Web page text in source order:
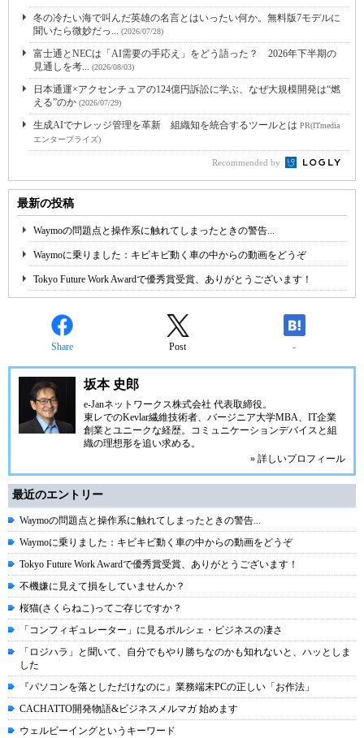
冬の冷たい海で叫んだ英雄の名言とはいったい何か。無料版7モデルに
聞いたら微妙だっ... (2026/07/28)
富士通とNECは「AI需要の手応え」をどう語った？ 2026年下半期の
見通しを考... (2026/08/03)
日本通運×アクセンチュアの124億円訴訟に学ぶ、なぜ大規模開発は“燃
える”のか (2026/07/29)
生成AIでナレッジ管理を革新 組織知を統合するツールとは PR(ITmedia
エンタープライズ)
Recommended by
最新の投稿
Waymoの問題点と操作系に触れてしまったときの警告...
Waymoに乗りました：キビキビ動く車の中からの動画をどうぞ
Tokyo Future Work Awardで優秀賞受賞、ありがとうございます！
Share Post -
坂本 史郎
e-Janネットワークス株式会社 代表取締役。
東レでのKevlar繊維技術者、 バージニア大学MBA、IT企業
創業とユニークな経歴。 コミュニケーションデバイスと組
織の理想形を追い求める。
» 詳しいプロフィール
最近のエントリー
Waymoの問題点と操作系に触れてしまったときの警告...
Waymoに乗りました：キビキビ動く車の中からの動画をどうぞ
Tokyo Future Work Awardで優秀賞受賞、ありがとうございます！
不機嫌に見えて損をしていませんか？
桜猫(さくらねこ)ってご存じですか？
「コンフィギュレーター」に見るポルシェ・ビジネスの凄さ
「ロジハラ」と聞いて、自分でもやり勝ちなのかも知れないと、ハッとしま
した
『パソコンを落としただけなのに』業務端末PCの正しい「お作法」
CACHATTO開発物語&ビジネスメルマガ 始めます
ウェルビーイングというキーワード